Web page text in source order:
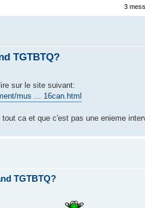
3
TGTBTQ?
sur le site suivant:
mus ... 16can.html
ca et que c'est pas une enieme
TGTBTQ?